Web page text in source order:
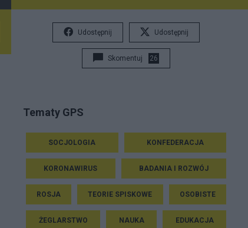
Udostępnij Udostępnij
Skomentuj 26
Tematy GPS
SOCJOLOGIA KONFEDERACJA
KORONAWIRUS BADANIA I ROZWÓJ
ROSJA TEORIE SPISKOWE OSOBISTE
ŻEGLARSTWO NAUKA EDUKACJA